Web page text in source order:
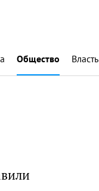
Общество Власть